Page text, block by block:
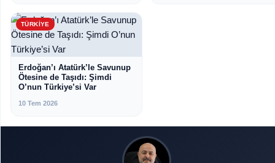
TÜRKIYE
Erdoğan’ı Atatürk’le Savunup
Ötesine de Taşıdı: Şimdi
O’nun Türkiye’si Var
10 Tem 2026